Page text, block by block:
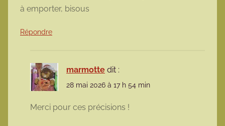
à emporter, bisous
Répondre
marmotte dit :
28 mai 2026 à 17 h 54 min
Merci pour ces précisions !